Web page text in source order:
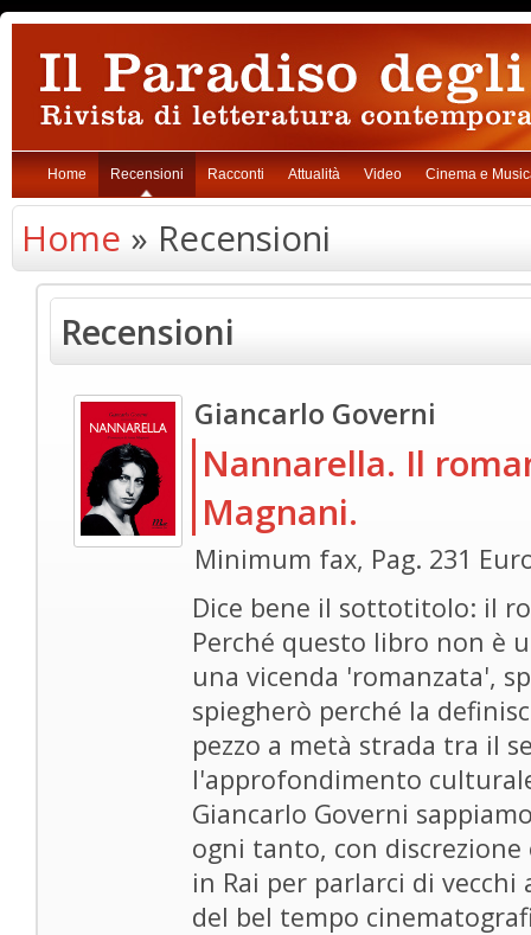
Home Recensioni Racconti Attualità Video Cinema e
Home » Recensioni
Recensioni
Giancarlo Governi
Nannarella. Il
Magnani.
Minimum fax, Pag. 231
Dice bene il sottotitolo: il
Perché questo libro non è
una vicenda 'romanzata',
spiegherò perché la
pezzo a metà strada tra il
l'approfondimento
Giancarlo Governi
ogni tanto, con discrezione
in Rai per parlarci di
del bel tempo